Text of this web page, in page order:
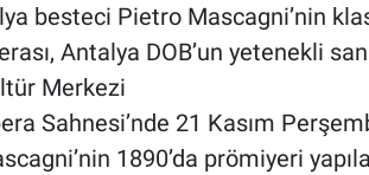
besteci Pietro Mascagni’nin
Antalya DOB’un yetenekli
Merkezi
Sahnesi’nde 21 Kasım
1890’da prömiyeri